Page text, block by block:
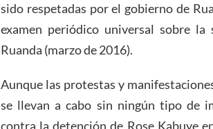
sido respetadas por el gobierno de
examen periódico universal sobre
Ruanda (marzo de 2016).
Aunque las protestas y
se llevan a cabo sin ningún tipo de
contra la detención de Rose Kabuye